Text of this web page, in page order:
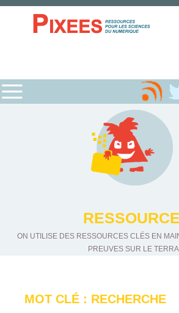
ON UTILISE DES RESSOURCES CLÉS EN
PREUVES SUR LE
MOT CLÉ : RECHERCHE